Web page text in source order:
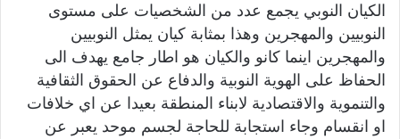
الكيان النوبي يجمع عدد من الشخصيات على مستوى
النوبيين والمهجرين وهذا بمثابة كيان يمثل النوبيين
والمهجرين اينما كانو والكيان هو اطار جامع يهدف الى
الحفاظ على الهوية النوبية والدفاع عن الحقوق الثقافية
والتنموية والاقتصادية لابناء المنطقة بعيدا عن اي خلافات
او انقسام وجاء استجابة للحاجة لجسم موحد يعبر عن